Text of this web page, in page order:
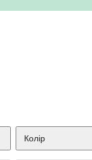
Колір